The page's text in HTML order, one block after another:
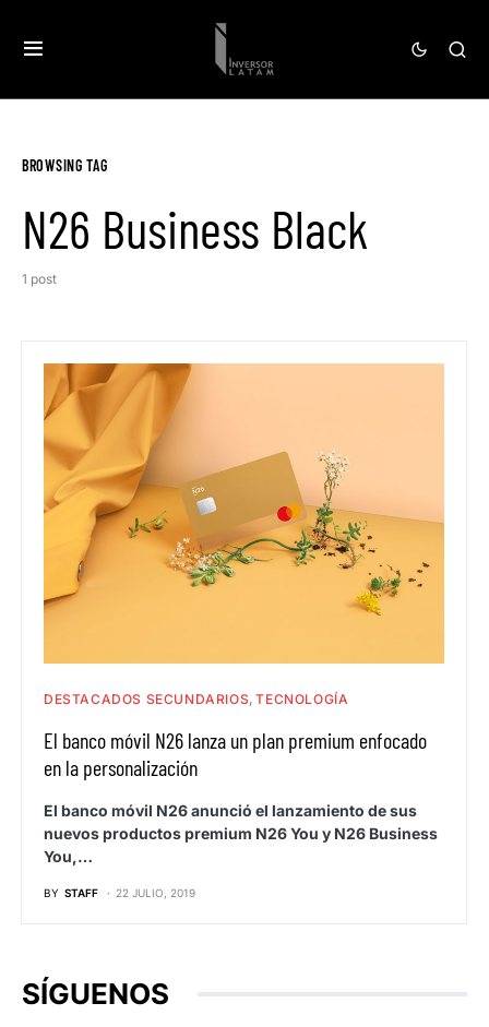
BROWSING TAG
N26 Business Black
1 post
DESTACADOS SECUNDARIOS TECNOLOGÍA
El banco móvil N26 lanza un plan premium enfocado
en la personalización
El banco móvil N26 anunció el lanzamiento de sus
nuevos productos premium N26 You y N26 Business
You,…
BY STAFF 22 JULIO, 2019
SÍGUENOS